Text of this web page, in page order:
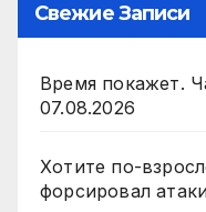
Свежие Записи
Время покажет.
07.08.2026
Хотите по-
форсировал